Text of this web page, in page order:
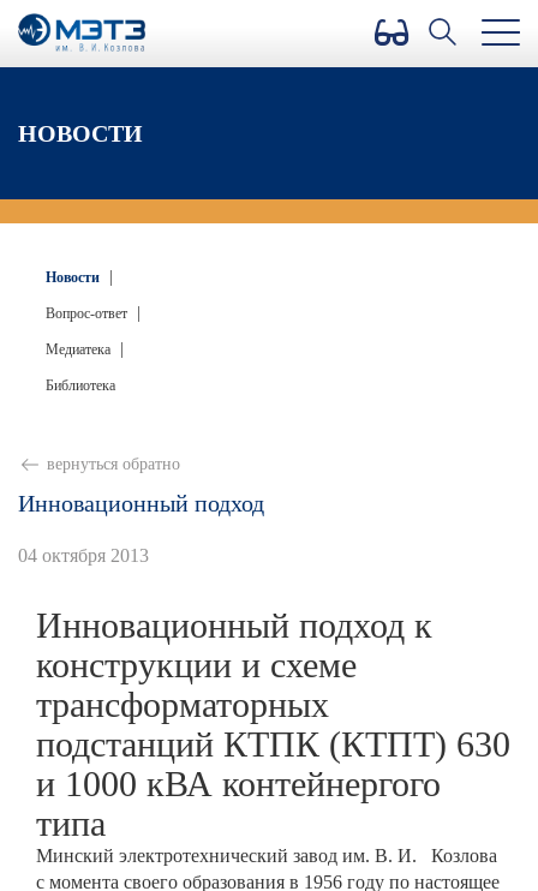
Версия для слабовидящих
НОВОСТИ
Новости
Вопрос-ответ
Медиатека
Библиотека
вернуться обратно
Инновационный подход
04 октября 2013
Инновационный подход к
конструкции и схеме
трансформаторных
подстанций КТПК (КТПТ) 630
и 1000 кВА контейнергого
типа
Минский электротехнический завод им. В. И. Козлова
с момента своего образования в 1956 году по настоящее